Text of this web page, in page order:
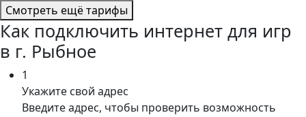
Смотреть ещё тарифы
Как подключить интернет для игр
в г. Рыбное
1
Укажите свой адрес
Введите адрес, чтобы проверить возможность